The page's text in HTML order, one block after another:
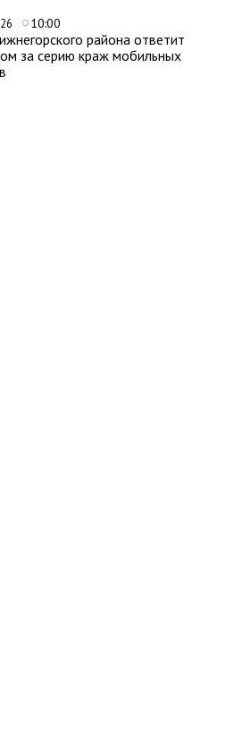
10:00
района ответит
за серию краж мобильных